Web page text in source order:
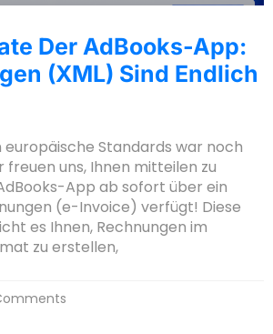
Der AdBooks-App:
(XML) Sind Endlich
europäische Standards war noch
freuen uns, Ihnen mitteilen zu
App ab sofort über ein
(e-Invoice) verfügt! Diese
es Ihnen, Rechnungen im
zu erstellen,